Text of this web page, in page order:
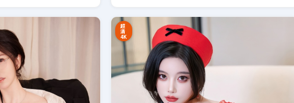
超
清
4K